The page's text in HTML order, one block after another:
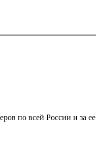
по всей России и за